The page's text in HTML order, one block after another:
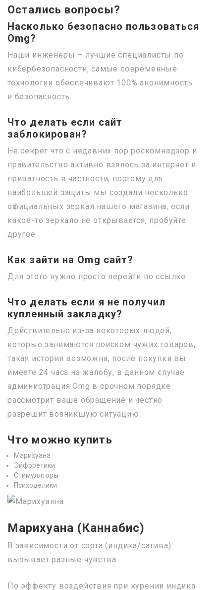
Остались вопросы?
Насколько безопасно пользоваться
Omg?
Наши инженеры – лучшие специалисты по
кибербезопасности, самые современные
технологии обеспечивают 100% анонимность
и безопасность.
Что делать если сайт
заблокирован?
Не секрет что с недавних пор роскомнадзор и
правительство активно взялось за интернет и
приватность в частности, поэтому для
наибольшей защиты мы создали несколько
официальных зеркал нашего магазина, если
какое-то зеркало не открывается, пробуйте
другое
Как зайти на Omg сайт?
Для этого нужно просто перейти по ссылке
Что делать если я не получил
купленный закладку?
Действительно из-за некоторых людей,
которые занимаются поиском чужих товаров,
такая история возможна, после покупки вы
имеете 24 часа на жалобу, в данном случае
администрация Omg в срочном порядке
рассмотрит ваше обращение и честно
разрешит возникшую ситуацию.
Что можно купить
Марихуана
Эйфоретики
Стимуляторы
Психоделики
Марихуана (Каннабис)
В зависимости от сорта (индика/сатива)
вызывает разные чувства.
По эффекту воздействия при курении индика